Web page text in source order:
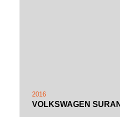
2016
VOLKSWAGEN